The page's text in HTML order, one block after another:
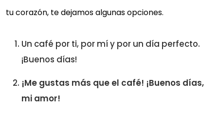
tu corazón, te dejamos algunas opciones.
Un café por ti, por mí y por un día perfecto.
¡Buenos días!
¡Me gustas más que el café! ¡Buenos días,
mi amor!